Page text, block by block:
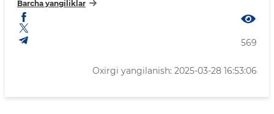
Barcha yangiliklar
569
Oxirgi yangilanish: 2025-03-28 16:53:06